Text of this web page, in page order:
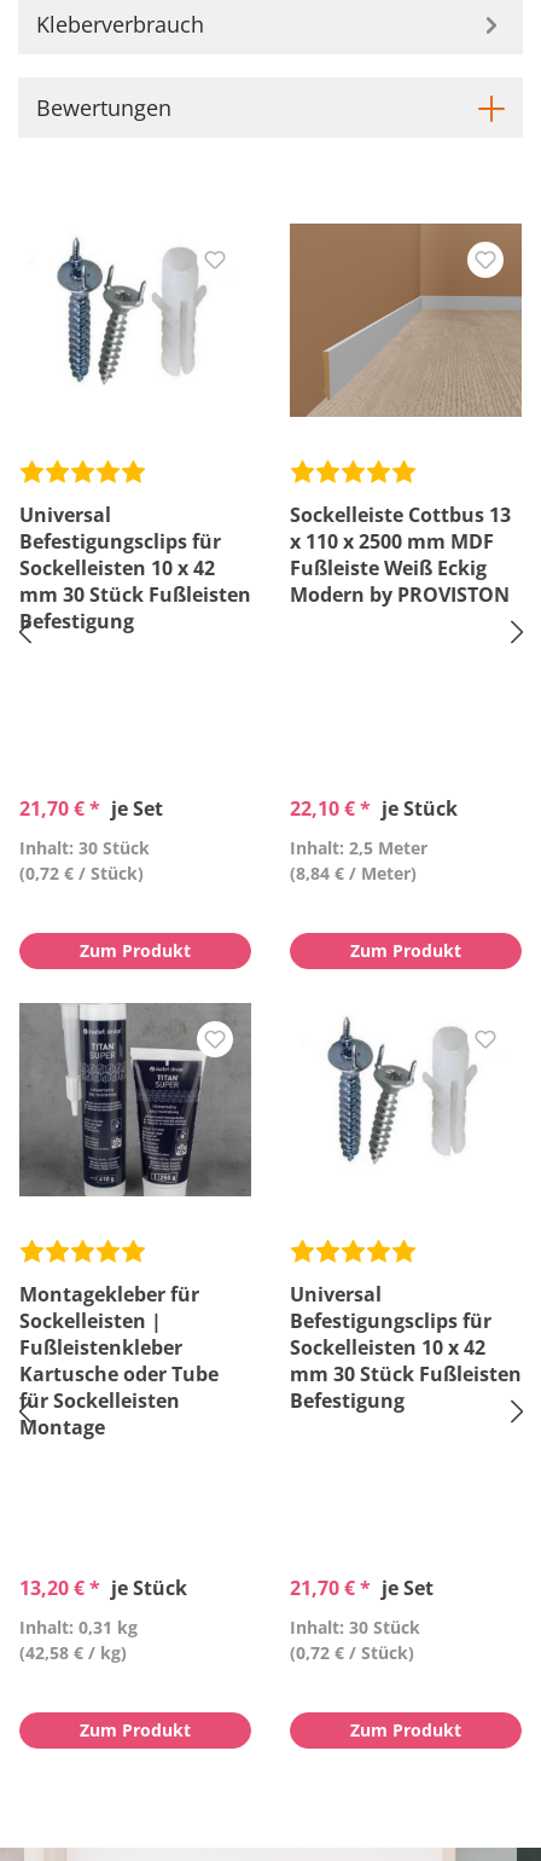
Kleberverbrauch
Bewertungen
Universal
Befestigungsclips für
Sockelleisten 10 x 42
mm 30 Stück Fußleisten
Befestigung
21,70 € * je Set
Inhalt: 30 Stück
(0,72 € / Stück)
Zum Produkt
Sockelleiste Cottbus 13
x 110 x 2500 mm MDF
Fußleiste Weiß Eckig
Modern by PROVISTON
22,10 € * je Stück
Inhalt: 2,5 Meter
(8,84 € / Meter)
Zum Produkt
Montagekleber für
Sockelleisten |
Fußleistenkleber
Kartusche oder Tube
für Sockelleisten
Montage
13,20 € * je Stück
Inhalt: 0,31 kg
(42,58 € / kg)
Zum Produkt
Universal
Befestigungsclips für
Sockelleisten 10 x 42
mm 30 Stück Fußleisten
Befestigung
21,70 € * je Set
Inhalt: 30 Stück
(0,72 € / Stück)
Zum Produkt